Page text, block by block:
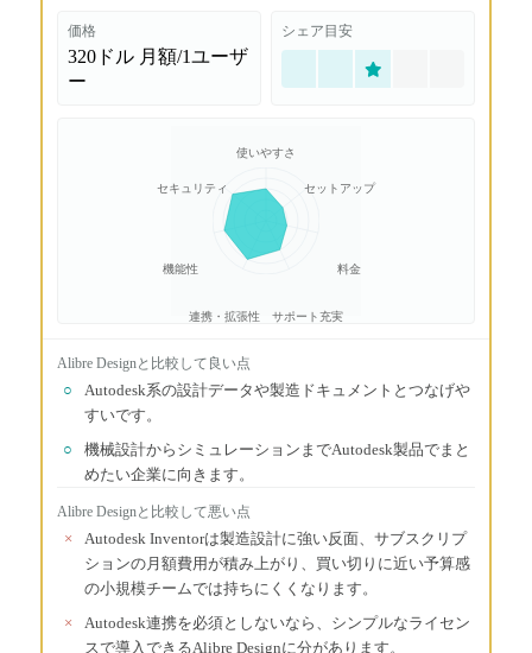
価格
320ドル 月額/1ユーザ
ー
シェア目安
使いやすさ
セットアップ
料金
サポート充実
連携・拡張性
機能性
セキュリティ
Alibre Designと比較して良い点
○
Autodesk系の設計データや製造ドキュメントとつなげや
すいです。
○
機械設計からシミュレーションまでAutodesk製品でまと
めたい企業に向きます。
Alibre Designと比較して悪い点
×
Autodesk Inventorは製造設計に強い反面、サブスクリプ
ションの月額費用が積み上がり、買い切りに近い予算感
の小規模チームでは持ちにくくなります。
×
Autodesk連携を必須としないなら、シンプルなライセン
スで導入できるAlibre Designに分があります。